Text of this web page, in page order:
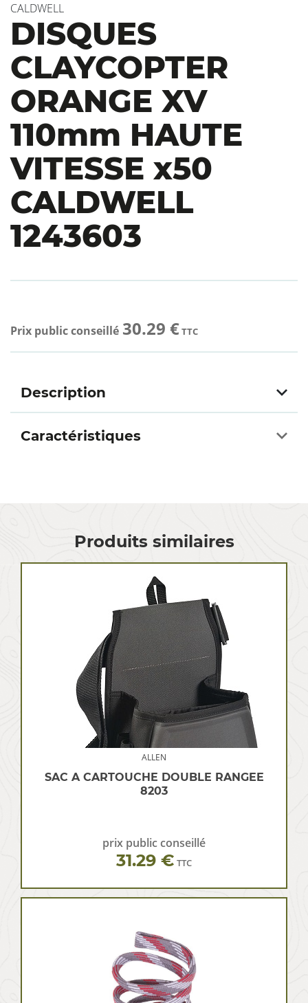
CALDWELL
DISQUES
CLAYCOPTER
ORANGE XV
110mm HAUTE
VITESSE x50
CALDWELL
1243603
Prix public conseillé 30.29 €TTC
Description
Caractéristiques
Produits similaires
ALLEN
SAC A CARTOUCHE DOUBLE RANGEE
8203
prix public conseillé
31.29 € TTC